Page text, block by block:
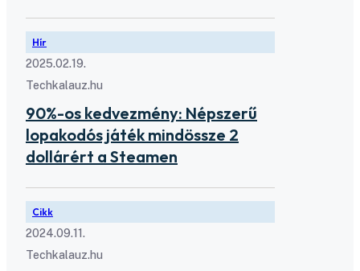
Hír
2025.02.19.
Techkalauz.hu
90%-os kedvezmény: Népszerű
lopakodós játék mindössze 2
dollárért a Steamen
Cikk
2024.09.11.
Techkalauz.hu